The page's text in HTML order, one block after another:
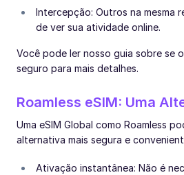
Intercepção: Outros na mesma
de ver sua atividade online.
Você pode ler nosso guia sobre se
seguro para mais detalhes.
Roamless eSIM: Uma
Uma eSIM Global como Roamless
alternativa mais segura e
Ativação instantânea: Não é